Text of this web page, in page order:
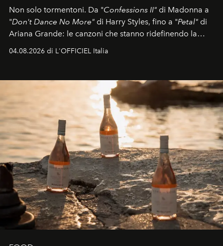
Non solo tormentoni. Da "Confessions II" di Madonna a
"Don't Dance No More" di Harry Styles, fino a "Petal" di
Ariana Grande: le canzoni che stanno ridefinendo la
colonna sonora della stagione.
04.08.2026 di L'OFFICIEL Italia